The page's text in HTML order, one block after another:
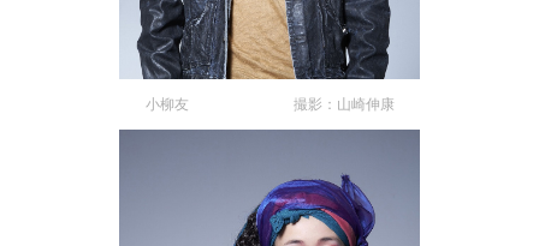
小柳友 撮影：山崎伸康